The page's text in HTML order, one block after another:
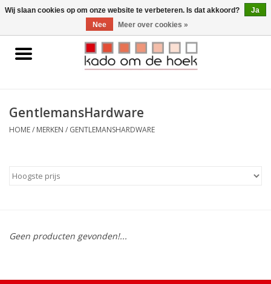
0 Artikelen - €0,00
Home
Gadgets
GentlemansHardware
HOME/ MERKEN / GENTLEMANSHARDWARE
Geen producten gevonden!...
Wij slaan cookies op om onze website te verbeteren. Is dat akkoord?
Ja
Nee
Meer over cookies »